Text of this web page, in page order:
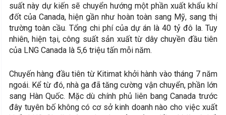
suất này dự kiến sẽ chuyển hướng một phần xuất khẩu khí
đốt của Canada, hiện gần như hoàn toàn sang Mỹ, sang thị
trường toàn cầu. Tổng chi phí của dự án là 40 tỷ đô la. Tuy
nhiên, hiện tại, công suất sản xuất từ dây chuyền đầu tiên
của LNG Canada là 5,6 triệu tấn mỗi năm.
Chuyến hàng đầu tiên từ Kitimat khởi hành vào tháng 7 năm
ngoái. Kể từ đó, nhà ga đã tăng cường vận chuyển, phần lớn
sang Hàn Quốc. Mặc dù chính phủ liên bang Canada trước
đây tuyên bố không có cơ sở kinh doanh nào cho việc xuất